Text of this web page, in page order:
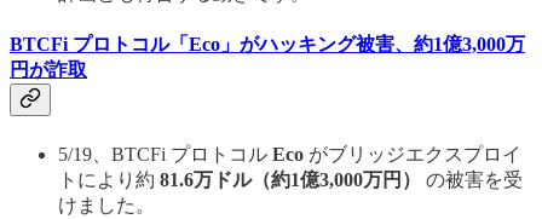
BTCFi プロトコル「Eco」がハッキング被害、約1億3,000万
円が詐取
5/19、BTCFi プロトコル Eco がブリッジエクスプロイ
トにより約 81.6万ドル（約1億3,000万円）
の被害を受
けました。